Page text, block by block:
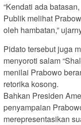
“Kendati ada
Publik melihat
oleh hambatan,”
Pidato tersebut juga
menyoroti salam
menilai Prabowo
retorika kosong.
Bahkan Presiden
penyampaian
merepresentasikan